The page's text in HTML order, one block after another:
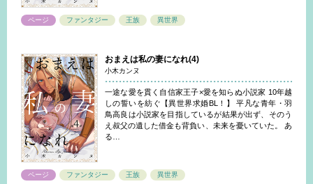
ページ ファンタジー 王族 異世界
おまえは私の妻になれ(4)
小木カンヌ
一途な愛を貫く自信家王子×愛を知らぬ小説家 10年越
しの誓いを紡ぐ【異世界求婚BL！】 平凡な青年・羽
鳥高良は小説家を目指しているが結果が出ず、そのう
え叔父の遺した借金も背負い、未来を憂いていた。 あ
る…
ページ ファンタジー 王族 異世界